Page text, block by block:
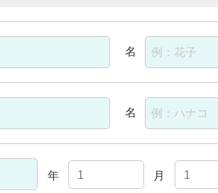
名
名
年 月